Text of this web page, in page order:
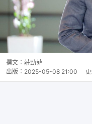
撰文： 莊勁菲
出版： 2025-05-08 21:00 更